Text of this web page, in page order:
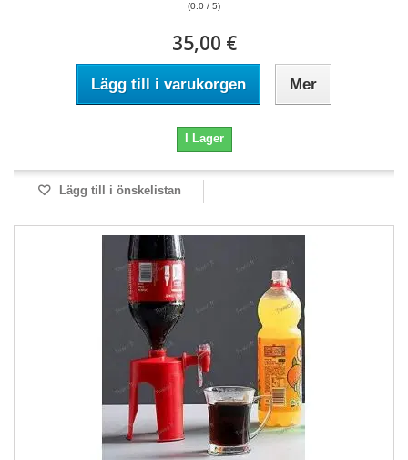
(0.0 / 5)
35,00 €
Lägg till i varukorgen Mer
I Lager
Lägg till i önskelistan